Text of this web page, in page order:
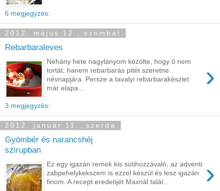
6 megjegyzés:
2012. május 12., szombat
Rebarbaraleves
›
Néhány hete nagylányom közölte, hogy ő nem
tortát, hanem rebarbarás pitét szeretne
névnapjára. Persze a tavalyi rebarbarakészlet
már elapa...
3 megjegyzés:
2012. január 11., szerda
Gyömbér és narancshéj
szirupban
›
Ez egy igazán remek kis sütihozzávaló, az adventi
zabpehelykekszem is ezzel készül és lesz igazán
finom. A recept eredetijét Maxnál talál...